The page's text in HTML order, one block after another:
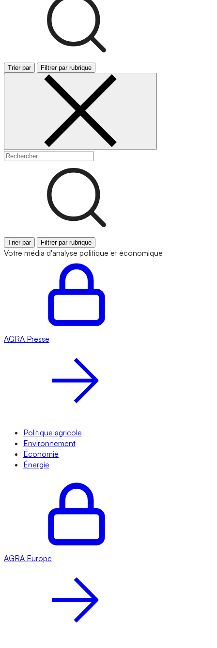
Trier par Filtrer par rubrique
Trier par Filtrer par rubrique
Votre média d'analyse politique et économique
AGRA Presse
Politique agricole
Environnement
Économie
Énergie
AGRA Europe